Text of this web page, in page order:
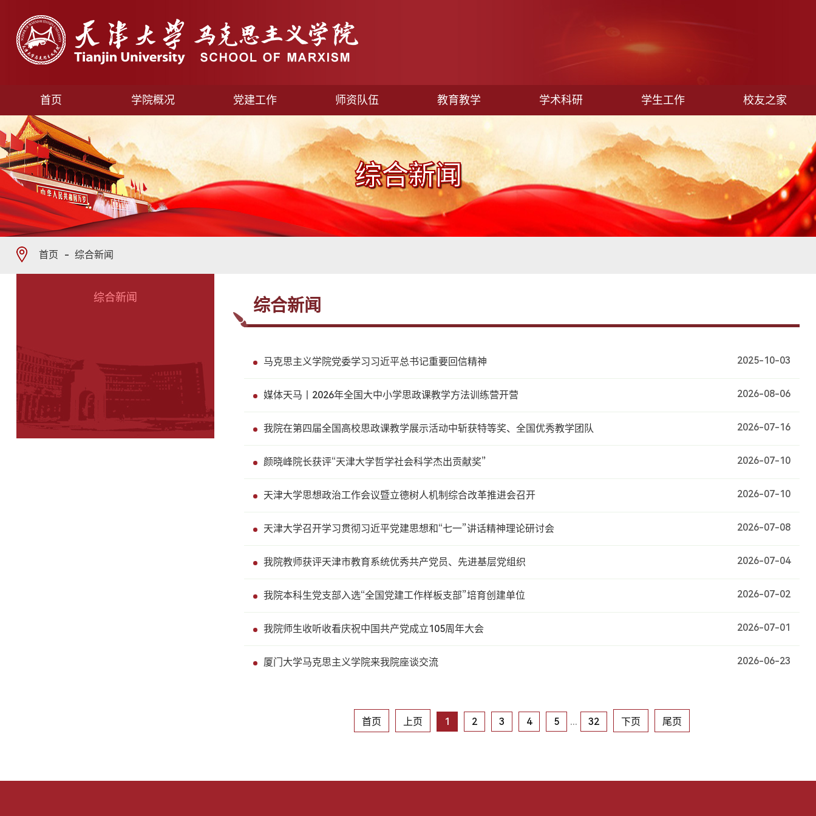
首页 学院概况 党建工作 师资队伍 教育教学 学术科研 学生工作 校友之家
综合新闻
首页 综合新闻
综合新闻
马克思主义学院党委学习习近平总书记重要回信精神 2025-10-03
媒体天马丨2026年全国大中小学思政课教学方法训练营开营 2026-08-06
我院在第四届全国高校思政课教学展示活动中斩获特等奖、全国优秀教学团队 2026-07-16
颜晓峰院长获评“天津大学哲学社会科学杰出贡献奖” 2026-07-10
天津大学思想政治工作会议暨立德树人机制综合改革推进会召开 2026-07-10
天津大学召开学习贯彻习近平党建思想和“七一”讲话精神理论研讨会 2026-07-08
我院教师获评天津市教育系统优秀共产党员、先进基层党组织 2026-07-04
我院本科生党支部入选“全国党建工作样板支部”培育创建单位 2026-07-02
我院师生收听收看庆祝中国共产党成立105周年大会 2026-07-01
厦门大学马克思主义学院来我院座谈交流 2026-06-23
首页 上页 1 2 3 4 5 ... 32 下页 尾页
综合新闻